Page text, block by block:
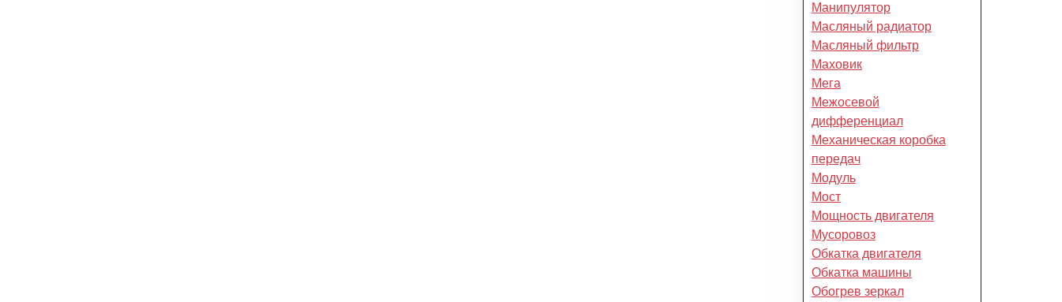
Манипулятор
Масляный радиатор
Масляный фильтр
Маховик
Мега
Межосевой
дифференциал
Механическая коробка
передач
Модуль
Мост
Мощность двигателя
Мусоровоз
Обкатка двигателя
Обкатка машины
Обогрев зеркал